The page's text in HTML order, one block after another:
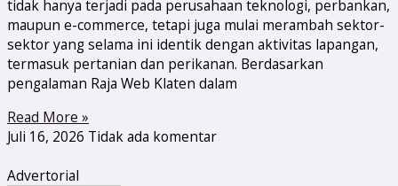
tidak hanya terjadi pada perusahaan teknologi, perbankan,
maupun e-commerce, tetapi juga mulai merambah sektor-
sektor yang selama ini identik dengan aktivitas lapangan,
termasuk pertanian dan perikanan. Berdasarkan
pengalaman Raja Web Klaten dalam
Read More »
Juli 16, 2026 Tidak ada komentar
Advertorial